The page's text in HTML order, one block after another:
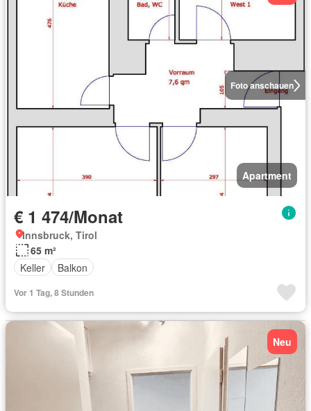
Foto anschauen
Apartment
€ 1 474/Monat
Innsbruck, Tirol
65 m²
Keller
Balkon
Vor 1 Tag, 8 Stunden
Neu